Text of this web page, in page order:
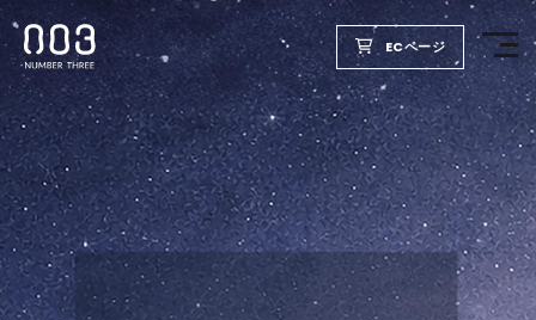
ECページ
TOP
PRODUCTS
WELLBEING REPORT